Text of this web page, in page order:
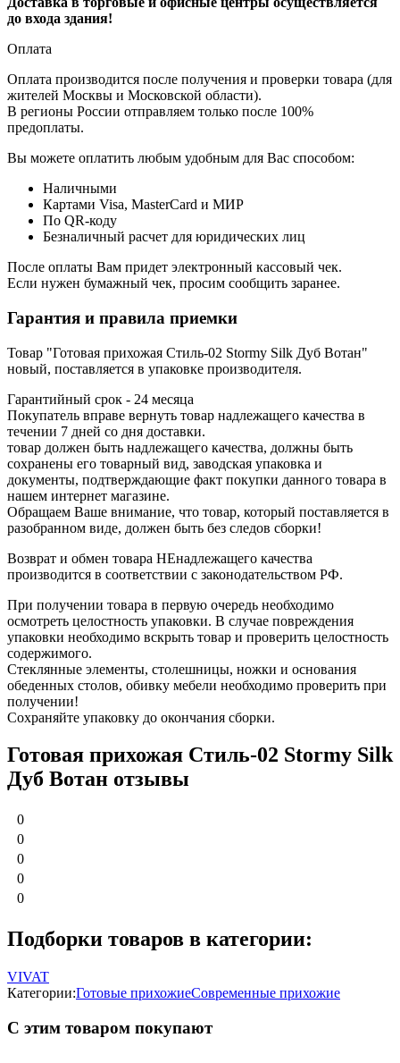
до входа здания!
Оплата
Оплата производится после получения и проверки товара (для
жителей Москвы и Московской области).
В регионы России отправляем только после 100%
предоплаты.
Вы можете оплатить любым удобным для Вас способом:
Наличными
Картами Visa, MasterCard и МИР
По QR-коду
Безналичный расчет для юридических лиц
После оплаты Вам придет электронный кассовый чек.
Если нужен бумажный чек, просим сообщить заранее.
Гарантия и правила приемки
Товар "Готовая прихожая Стиль-02 Stormy Silk Дуб Вотан"
новый, поставляется в упаковке производителя.
Гарантийный срок - 24 месяца
Покупатель вправе вернуть товар надлежащего качества в
течении 7 дней со дня доставки.
товар должен быть надлежащего качества, должны быть
сохранены его товарный вид, заводская упаковка и
документы, подтверждающие факт покупки данного товара в
нашем интернет магазине.
Обращаем Ваше внимание, что товар, который поставляется в
разобранном виде, должен быть без следов сборки!
Возврат и обмен товара НЕнадлежащего качества
производится в соответствии с законодательством РФ.
При получении товара в первую очередь необходимо
осмотреть целостность упаковки. В случае повреждения
упаковки необходимо вскрыть товар и проверить целостность
содержимого.
Стеклянные элементы, столешницы, ножки и основания
обеденных столов, обивку мебели необходимо проверить при
получении!
Сохраняйте упаковку до окончания сборки.
Готовая прихожая Стиль-02 Stormy Silk
Дуб Вотан отзывы
0
0
0
0
0
Подборки товаров в категории:
VIVAT
Категории:Готовые прихожиеСовременные прихожие
С этим товаром покупают